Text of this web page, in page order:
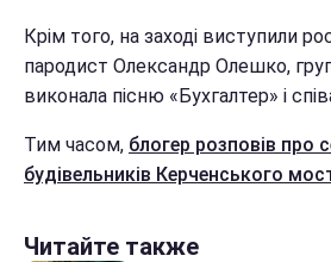
Крім того, на заході виступили
пародист Олександр Олешко,
виконала пісню «Бухгалтер» і
Тим часом, блогер розповів про
будівельників Керченського
Читайте также